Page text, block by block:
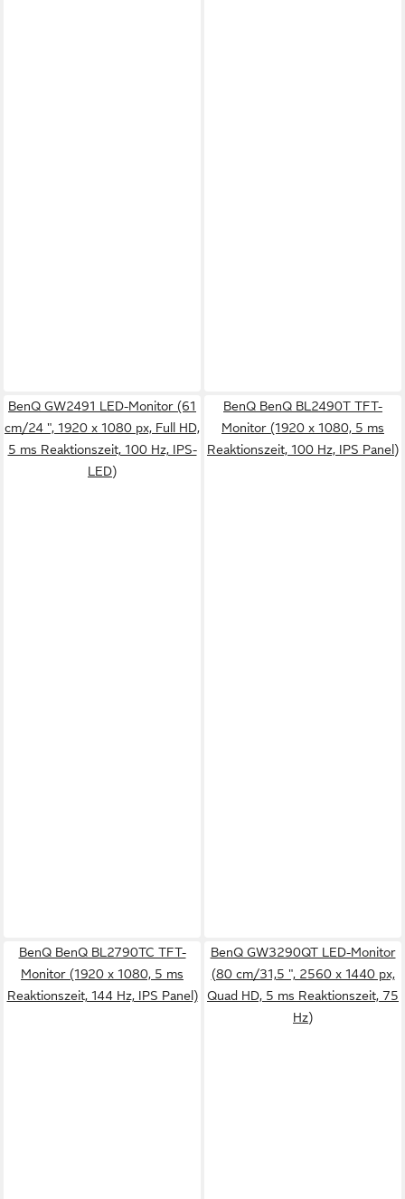
BenQ GW2491 LED-Monitor (61
cm/24 ", 1920 x 1080 px, Full HD,
5 ms Reaktionszeit, 100 Hz, IPS-
LED)
BenQ BenQ BL2490T TFT-
Monitor (1920 x 1080, 5 ms
Reaktionszeit, 100 Hz, IPS Panel)
BenQ BenQ BL2790TC TFT-
Monitor (1920 x 1080, 5 ms
Reaktionszeit, 144 Hz, IPS Panel)
BenQ GW3290QT LED-Monitor
(80 cm/31,5 ", 2560 x 1440 px,
Quad HD, 5 ms Reaktionszeit, 75
Hz)